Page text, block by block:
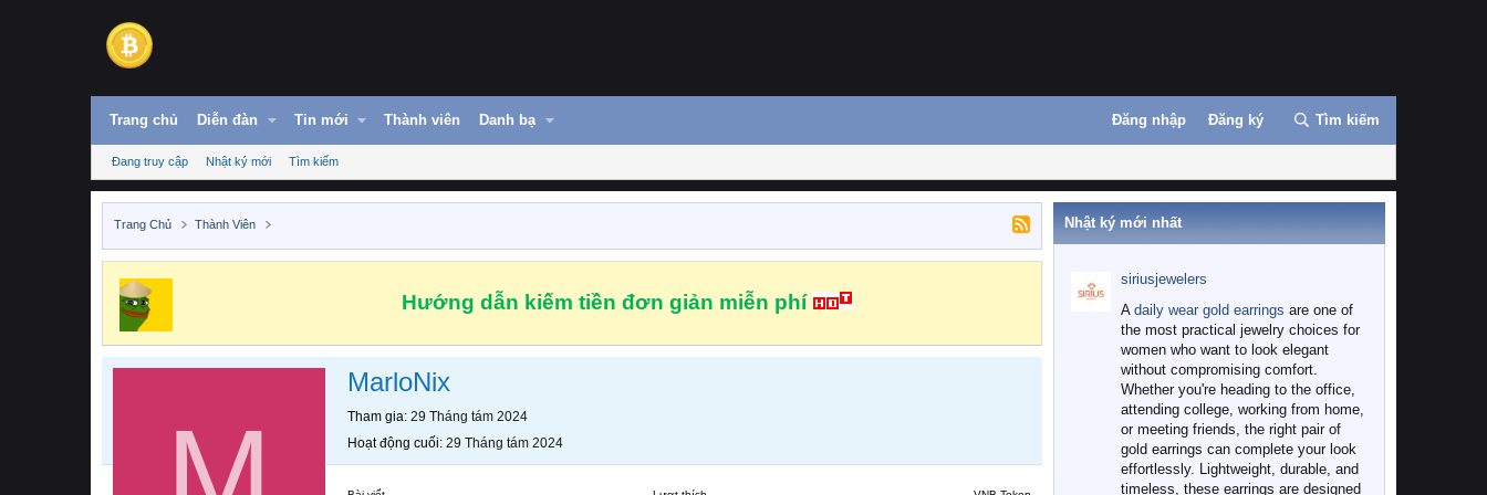
Trang chủ Diễn đàn Tin mới Thành viên Danh bạ Đăng nhập Đăng ký Tìm kiếm
Đang truy cập Nhật ký mới Tìm kiếm
Trang Chủ Thành Viên
Hướng dẫn kiếm tiền đơn giản miễn phí
MarloNix
Tham gia 29 Tháng tám 2024
Hoạt động cuối 29 Tháng tám 2024
Nhật ký mới nhất
siriusjewelers
A daily wear gold earrings are one of
the most practical jewelry choices for
women who want to look elegant
without compromising comfort.
Whether you're heading to the office,
attending college, working from home,
or meeting friends, the right pair of
gold earrings can complete your look
effortlessly. Lightweight, durable, and
timeless, these earrings are designed